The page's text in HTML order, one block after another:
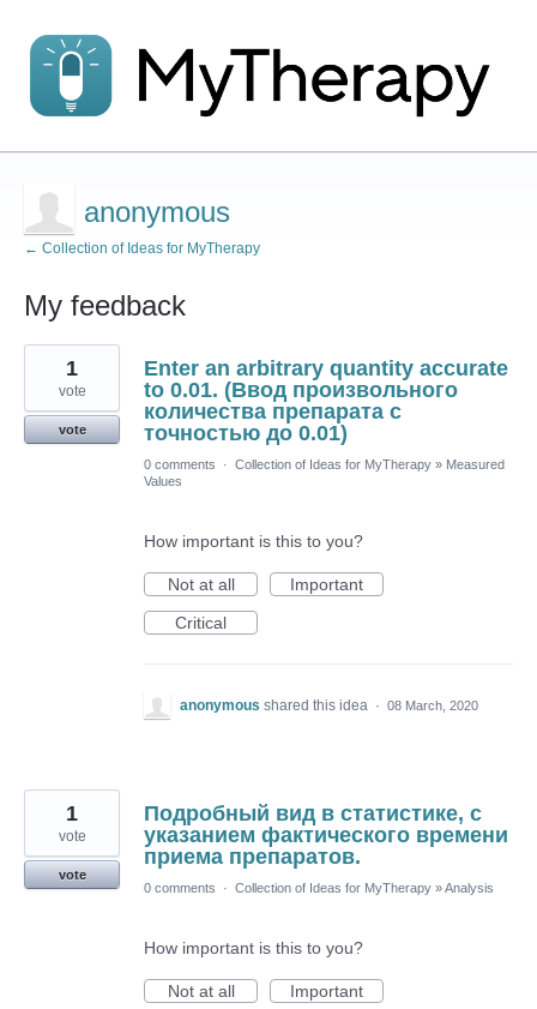
anonymous
← Collection of Ideas for MyTherapy
My feedback
13
results
found
Enter an arbitrary quantity accurate
to 0.01. (Ввод произвольного
количества препарата с
точностью до 0.01)
1
vote
vote
0 comments · Collection of Ideas for MyTherapy » Measured
Values
How important is this to you?
Not at all
Important
Critical
anonymous shared this idea · 08 March, 2020
Подробный вид в статистике, с
указанием фактического времени
приема препаратов.
1
vote
vote
0 comments
· Collection of Ideas for MyTherapy »Analysis
How important is this to you?
Not at all
Important